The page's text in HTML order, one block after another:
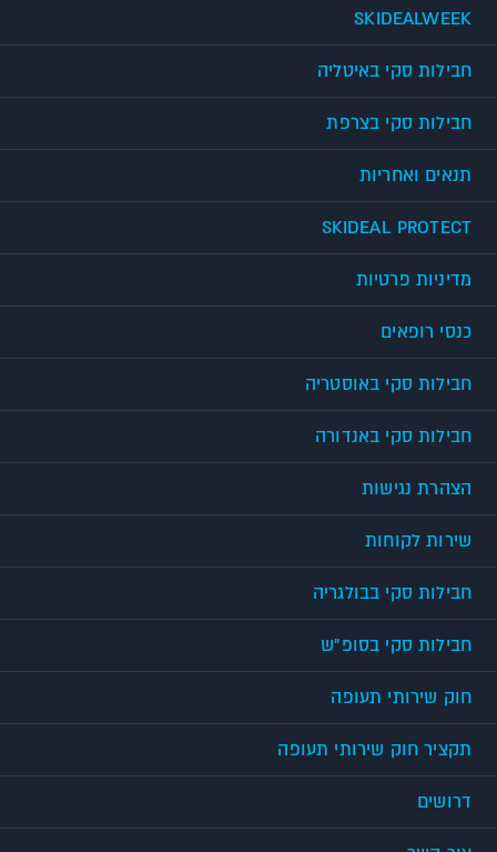
SKIDEALWEEK
חבילות סקי באיטליה
חבילות סקי בצרפת
תנאים ואחריות
SKIDEAL PROTECT
מדיניות פרטיות
כנסי רופאים
חבילות סקי באוסטריה
חבילות סקי באנדורה
הצהרת נגישות
שירות לקוחות
חבילות סקי בבולגריה
חבילות סקי בסופ"ש
חוק שירותי תעופה
תקציר חוק שירותי תעופה
דרושים